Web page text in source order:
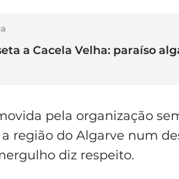
a Cacela Velha: paraíso
pela organização
região do Algarve num
diz respeito.